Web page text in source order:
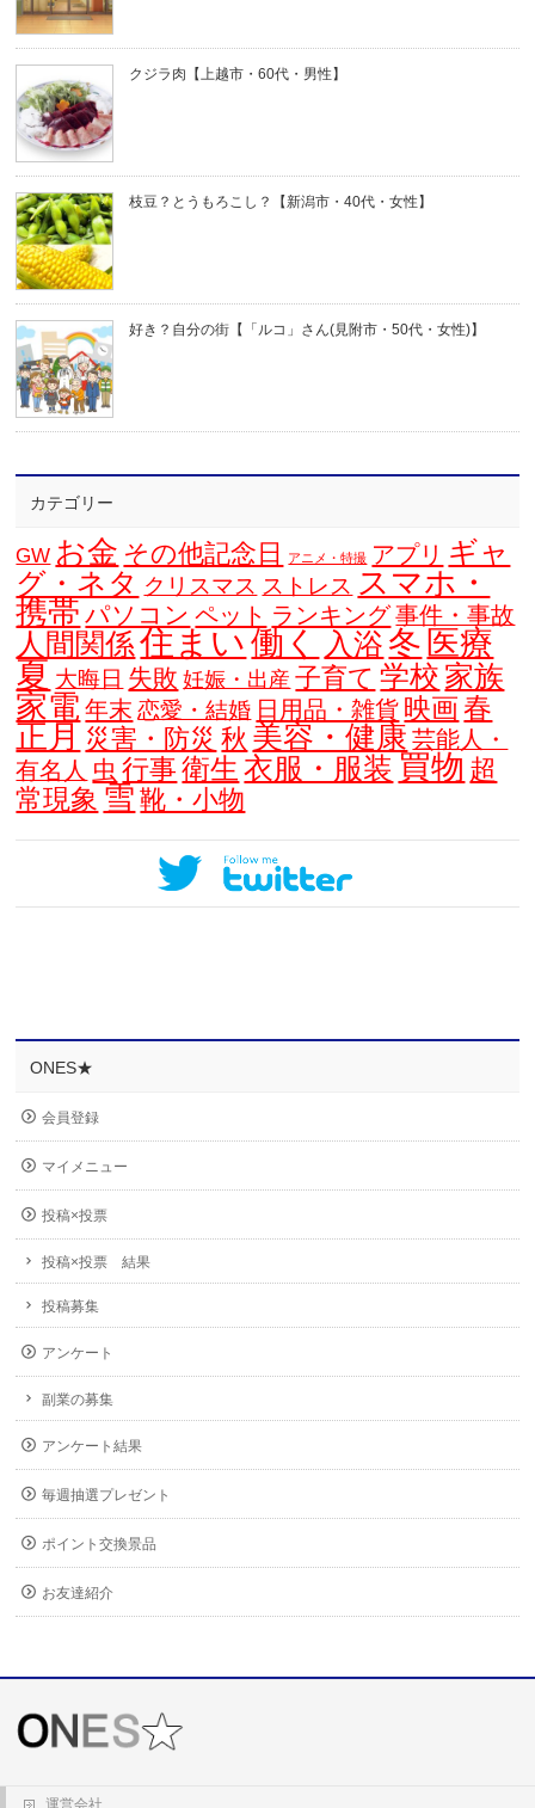
クジラ肉【上越市・60代・男性】
枝豆？とうもろこし？【新潟市・40代・女性】
好き？自分の街【「ルコ」さん(見附市・50代・女性)】
カテゴリー
GW お金 その他記念日 アニメ・特撮 アプリ ギャ
グ・ネタ クリスマス ストレス スマホ・
携帯 パソコン ペット ランキング事件・事故
人間関係住まい 働く 入浴 冬 医療
夏 大晦日 失敗 妊娠・出産 子育て 学校 家族
家電 年末 恋愛・結婚 日用品・雑貨 映画 春
正月 災害・防災 秋 美容・健康 芸能人・
有名人 虫 行事 衛生 衣服・服装 買物 超
常現象 雪 靴・小物
ONES★
会員登録
マイメニュー
投稿×投票
投稿×投票 結果
投稿募集
アンケート
副業の募集
アンケート結果
毎週抽選プレゼント
ポイント交換景品
お友達紹介
運営会社